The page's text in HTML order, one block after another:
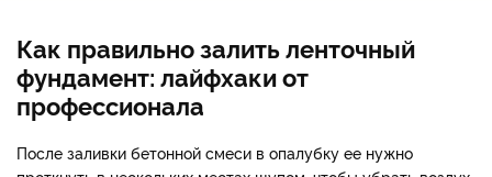
Как правильно залить ленточный
фундамент: лайфхаки от
профессионала
После заливки бетонной смеси в опалубку ее нужно